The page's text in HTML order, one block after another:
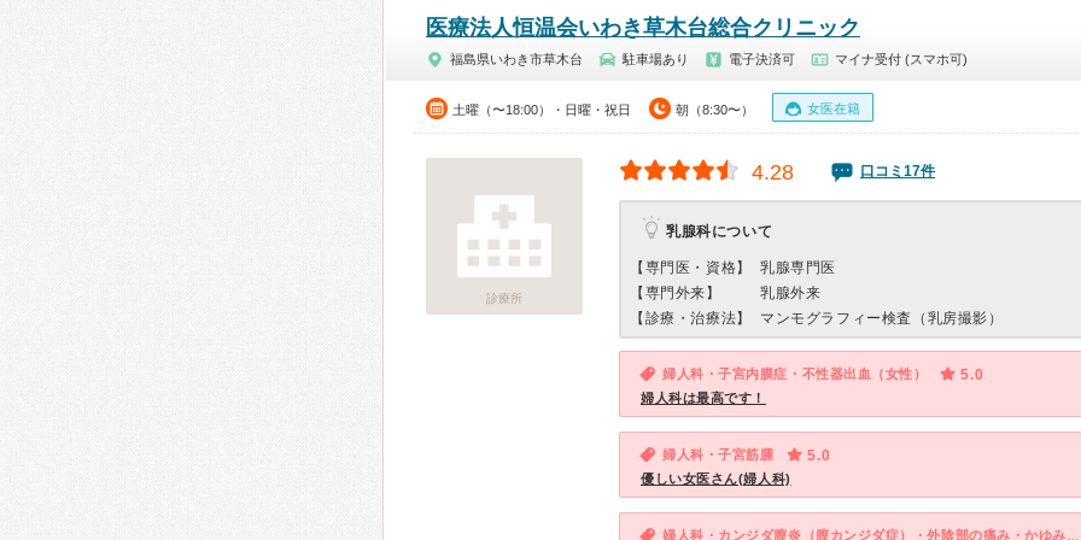
医療法人恒温会いわき草木台総合クリニック
福島県いわき市草木台 駐車場あり 電子決済可 マイナ受付 (スマホ可)
土曜（〜18:00）・日曜・祝日 朝（8:30〜） 女医在籍
診療所
4.28 口コミ17件
乳腺科について
【専門医・資格】
乳腺専門医
【専門外来】
乳腺外来
【診療・治療法】
マンモグラフィー検査（乳房撮影）
婦人科・子宮内膜症・不性器出血（女性） 5.0
婦人科は最高です！
婦人科・子宮筋腫 5.0
優しい女医さん(婦人科)